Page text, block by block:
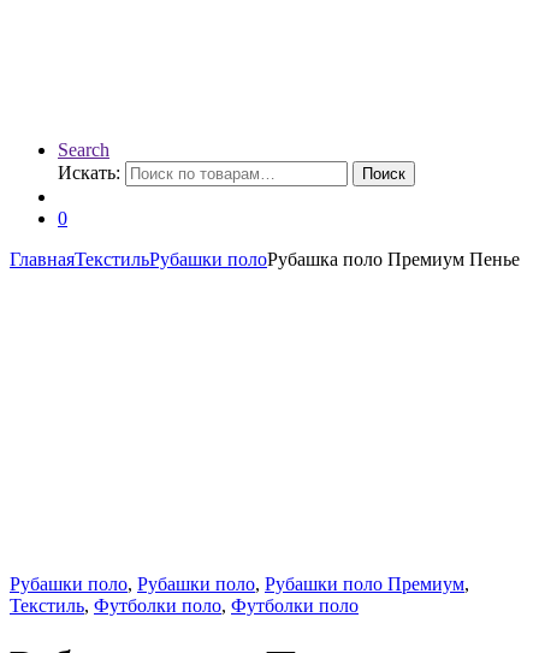
Search
Искать:
Поиск
0
ГлавнаяТекстильРубашки полоРубашка поло Премиум Пенье
Рубашки поло, Рубашки поло, Рубашки поло Премиум,
Текстиль, Футболки поло, Футболки поло